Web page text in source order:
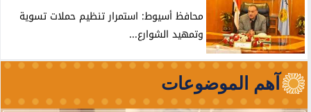
محافظ أسيوط: استمرار تنظيم حملات تسوية
وتمهيد الشوارع...
آهم الموضوعات